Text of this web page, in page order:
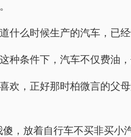
什么时候生产的汽车，已
种条件下，汽车不仅费油
欢，正好那时柏微言的父
傻，放着自行车不买非买小